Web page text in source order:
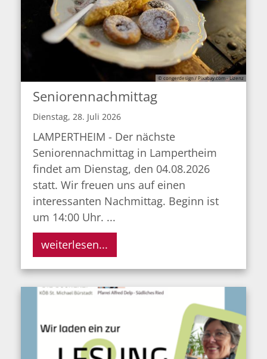
© congerdesign / Pixabay.com - Lizenz
Seniorennachmittag
Dienstag, 28. Juli 2026
LAMPERTHEIM - Der nächste
Seniorennachmittag in Lampertheim
findet am Dienstag, den 04.08.2026
statt. Wir freuen uns auf einen
interessanten Nachmittag. Beginn ist
um 14:00 Uhr. ...
weiterlesen...